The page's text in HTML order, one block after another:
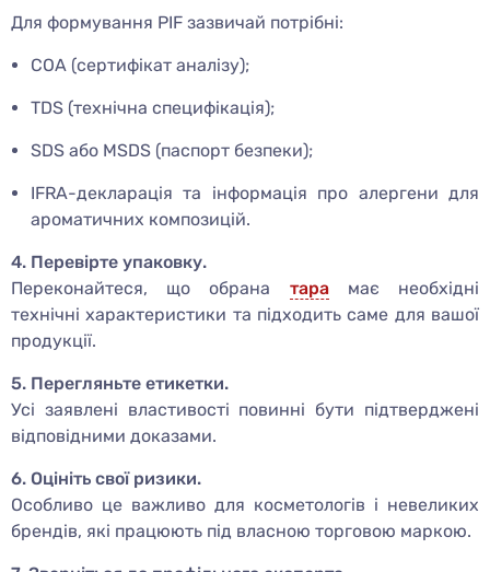
Для формування PIF зазвичай потрібні:
COA (сертифікат аналізу);
TDS (технічна специфікація);
SDS або MSDS (паспорт безпеки);
IFRA-декларація та інформація про алергени для
ароматичних композицій.
4. Перевірте упаковку.
Переконайтеся, що обрана тарамає необхідні
технічні характеристики та підходить саме для вашої
продукції.
5. Перегляньте етикетки.
Усі заявлені властивості повинні бути підтверджені
відповідними доказами.
6. Оцініть свої ризики.
Особливо це важливо для косметологів і невеликих
брендів, які працюють під власною торговою маркою.